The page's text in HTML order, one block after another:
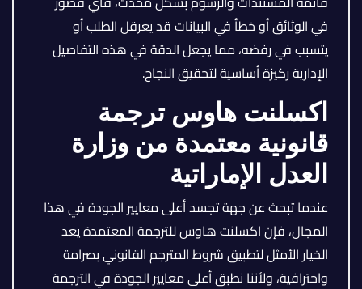
في الوثائق أو خطأ في البيانات قد يعرقل الطلب أو
يتسبب في رفضه، مما يجعل الدقة في هذه التفاصيل
الإدارية ركيزة أساسية لتحقيق النجاح.
اكسلنت هاوس ترجمة
قانونية معتمدة من وزارة
العدل الإماراتية
عندما تبحث عن جهة تجسد أعلى معايير الجودة في هذا
المجال، فإن اكسلنت هاوس للترجمة المعتمدة يعد
الخيار الأمثل لتطبيق شروط المترجم القانوني بصرامة
واحترافية، ولأننا نطبق أعلى معايير الجودة في الترجمة